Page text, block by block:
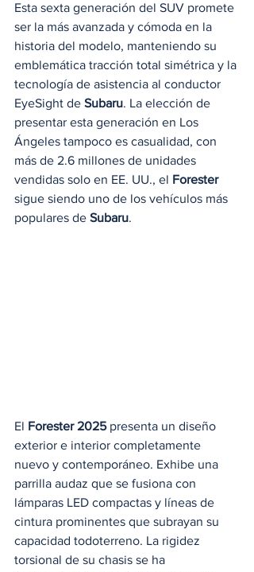
Esta sexta generación del SUV promete
ser la más avanzada y cómoda en la
historia del modelo, manteniendo su
emblemática tracción total simétrica y la
tecnología de asistencia al conductor
EyeSight de Subaru. La elección de
presentar esta generación en Los
Ángeles tampoco es casualidad, con
más de 2.6 millones de unidades
vendidas solo en EE. UU., el Forester
sigue siendo uno de los vehículos más
populares de Subaru.
El Forester 2025 presenta un diseño
exterior e interior completamente
nuevo y contemporáneo. Exhibe una
parrilla audaz que se fusiona con
lámparas LED compactas y líneas de
cintura prominentes que subrayan su
capacidad todoterreno. La rigidez
torsional de su chasis se ha